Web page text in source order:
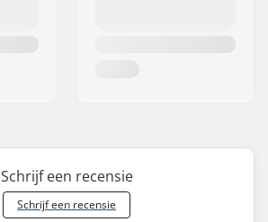
Schrijf een recensie
Schrijf een recensie